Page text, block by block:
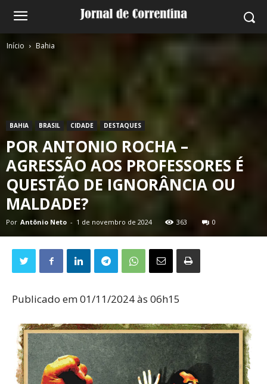
Início Bahia
BAHIA BRASIL CIDADE DESTAQUES
POR ANTONIO ROCHA –
AGRESSÃO AOS PROFESSORES É
QUESTÃO DE IGNORÂNCIA OU
MALDADE?
Por Antônio Neto - 1 de novembro de 2024 363 0
Publicado em 01/11/2024 às 06h15